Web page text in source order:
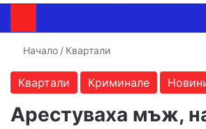
Начало / Квартали
Квартали Криминале
Арестуваха мъж,